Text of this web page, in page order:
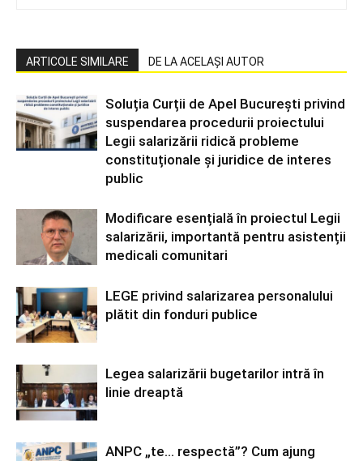
ARTICOLE SIMILARE DE LA ACELAȘI AUTOR
Soluția Curții de Apel București privind
suspendarea procedurii proiectului
Legii salarizării ridică probleme
constituționale și juridice de interes
public
Modificare esențială în proiectul Legii
salarizării, importantă pentru asistenții
medicali comunitari
LEGE privind salarizarea personalului
plătit din fonduri publice
Legea salarizării bugetarilor intră în
linie dreaptă
ANPC „te… respectă”? Cum ajung